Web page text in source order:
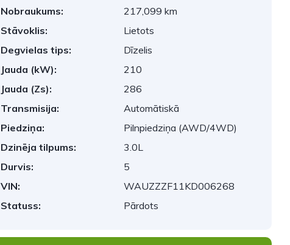
Nobraukums:
217,099 km
Stāvoklis:
Lietots
Degvielas tips:
Dīzelis
Jauda (kW):
210
Jauda (Zs):
286
Transmisija:
Automātiskā
Piedziņa:
Pilnpiedziņa (AWD/4WD)
Dzinēja tilpums:
3.0L
Durvis:
5
VIN:
WAUZZZF11KD006268
Statuss:
Pārdots